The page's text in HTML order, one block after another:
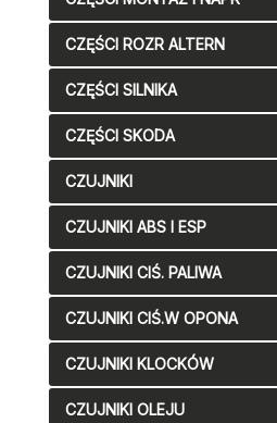
CZĘŚCI ROZR ALTERN
CZĘŚCI SILNIKA
CZĘŚCI SKODA
CZUJNIKI
CZUJNIKI ABS I ESP
CZUJNIKI CIŚ. PALIWA
CZUJNIKI CIŚ.W OPONA
CZUJNIKI KLOCKÓW
CZUJNIKI OLEJU